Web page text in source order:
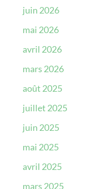
juin 2026
mai 2026
avril 2026
mars 2026
août 2025
juillet 2025
juin 2025
mai 2025
avril 2025
mars 2025